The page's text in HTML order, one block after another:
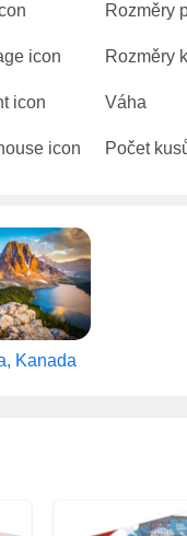
Rozměry
Rozměry
Váha
Počet
Kanada